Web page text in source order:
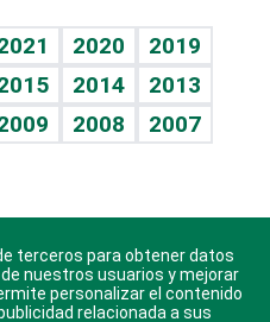
2020
2019
2014
2013
2008
2007
para Android, iOS y
Huawei.
terceros para obtener datos
nuestros usuarios y mejorar
personalizar el contenido
relacionada a sus